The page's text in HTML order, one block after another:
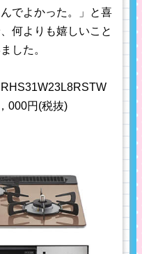
でよかった。」と喜
何よりも嬉しいこと
した。
000円(税抜)